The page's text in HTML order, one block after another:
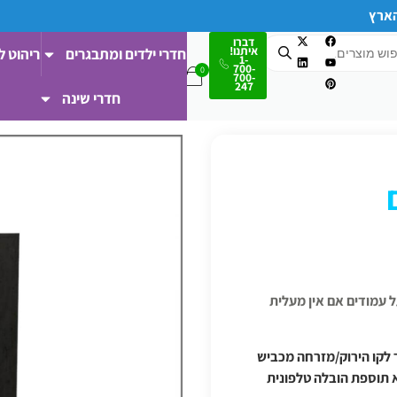
דברו
איתנו!
1-
700-
700-
247
חדרי ילדים ומתבגרים ריהוט
חדרי שינה
מעבר לקו הירוק/מזרחה מכביש